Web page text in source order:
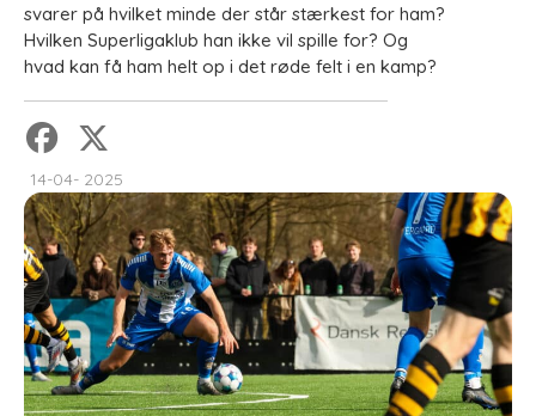
svarer på hvilket minde der står stærkest for ham?
Hvilken Superligaklub han ikke vil spille for? Og
hvad kan få ham helt op i det røde felt i en kamp?
14-04- 2025